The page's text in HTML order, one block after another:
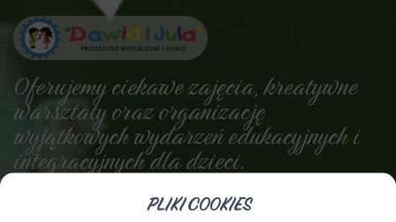
Oferujemy ciekawe zajęcia, kreatywne
warsztaty oraz organizację
wyjątkowych wydarzeń edukacyjnych i
integracyjnych dla dzieci.
PLIKI COOKIES